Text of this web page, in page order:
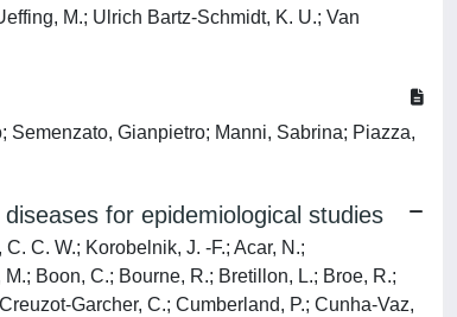
M.; Ulrich Bartz-Schmidt, K. U.; Van
Gianpietro; Manni, Sabrina; Piazza,
for epidemiological studies
C. W.; Korobelnik, J. -F.; Acar, N.;
Boon, C.; Bourne, R.; Bretillon, L.; Broe, R.;
Garcher, C.; Cumberland, P.; Cunha-Vaz,